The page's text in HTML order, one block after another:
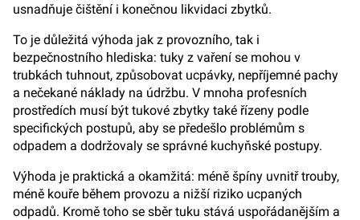
usnadňuje čištění i konečnou likvidaci zbytků.
To je důležitá výhoda jak z provozního, tak i
bezpečnostního hlediska: tuky z vaření se mohou v
trubkách tuhnout, způsobovat ucpávky, nepříjemné pachy
a nečekané náklady na údržbu. V mnoha profesních
prostředích musí být tukové zbytky také řízeny podle
specifických postupů, aby se předešlo problémům s
odpadem a dodržovaly se správné kuchyňské postupy.
Výhoda je praktická a okamžitá: méně špíny uvnitř trouby,
méně kouře během provozu a nižší riziko ucpaných
odpadů. Kromě toho se sběr tuku stává uspořádanějším a